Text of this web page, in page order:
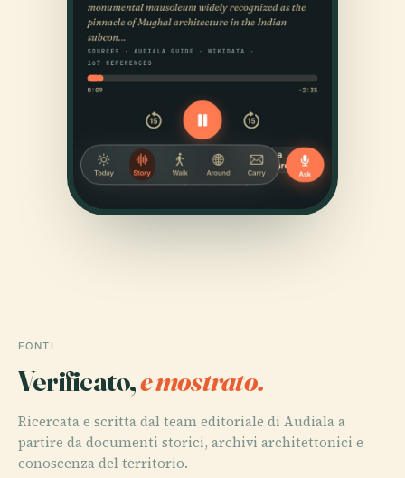
FONTI
Verificato,e mostrato.
Ricercata e scritta dal team editoriale di Audiala a
partire da documenti storici, archivi architettonici e
conoscenza del territorio.